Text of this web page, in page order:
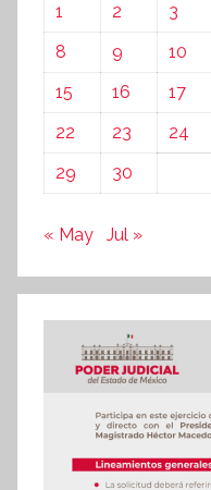
1
2 3
8
9 10
15
16 17
22
23 24
29
30
« May Jul »